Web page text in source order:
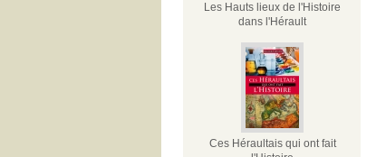
Les Hauts lieux de l'Histoire
dans l'Hérault
Ces Héraultais qui ont fait